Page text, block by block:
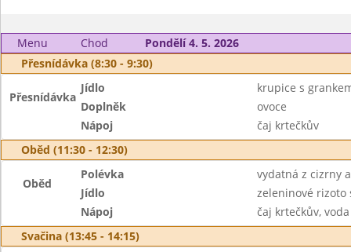
Menu Chod
Pondělí 4. 5. 2026
Přesnídávka (8:30 - 9:30)
Přesnídávka
Jídlo
krupice s
Doplněk
ovoce
Nápoj
čaj krtečkův
Oběd (11:30 - 12:30)
Oběd
Polévka
vydatná z cizrny
Jídlo
zeleninové rizoto
Nápoj
čaj krtečkův, voda
Svačina (13:45 - 14:15)